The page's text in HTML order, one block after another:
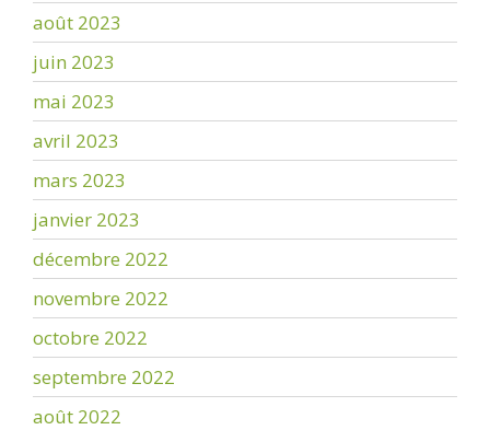
août 2023
juin 2023
mai 2023
avril 2023
mars 2023
janvier 2023
décembre 2022
novembre 2022
octobre 2022
septembre 2022
août 2022